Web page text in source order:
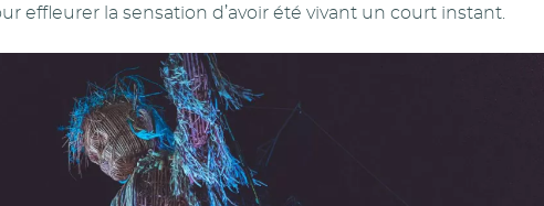
effleurer la sensation d’avoir été vivant un court instant.